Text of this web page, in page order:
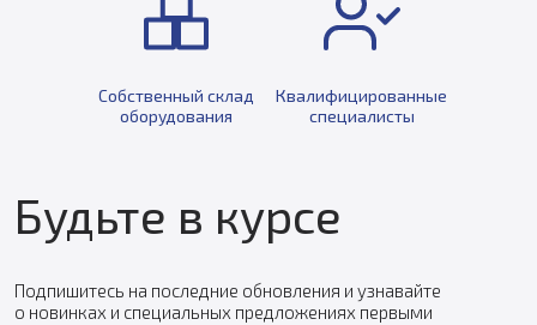
Собственный склад
оборудования
Квалифицированные
специалисты
Будьте в курсе
Подпишитесь на последние обновления и узнавайте
о новинках и специальных предложениях первыми